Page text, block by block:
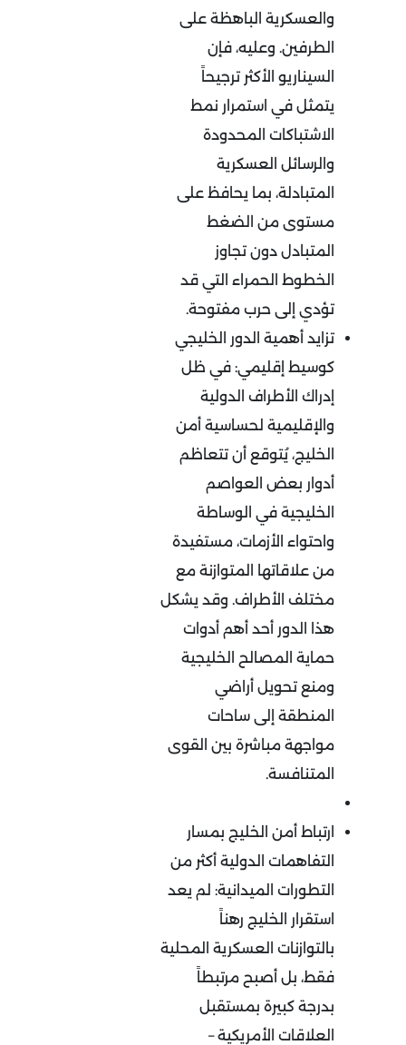
والعسكرية الباهظة على
الطرفين. وعليه، فإن
السيناريو الأكثر ترجيحاً
يتمثل في استمرار نمط
الاشتباكات المحدودة
والرسائل العسكرية
المتبادلة، بما يحافظ على
مستوى من الضغط
المتبادل دون تجاوز
الخطوط الحمراء التي قد
تؤدي إلى حرب مفتوحة.
تزايد أهمية الدور الخليجي
كوسيط إقليمي: في ظل
إدراك الأطراف الدولية
والإقليمية لحساسية أمن
الخليج، يُتوقع أن تتعاظم
أدوار بعض العواصم
الخليجية في الوساطة
واحتواء الأزمات، مستفيدة
من علاقاتها المتوازنة مع
مختلف الأطراف. وقد يشكل
هذا الدور أحد أهم أدوات
حماية المصالح الخليجية
ومنع تحويل أراضي
المنطقة إلى ساحات
مواجهة مباشرة بين القوى
المتنافسة.
ارتباط أمن الخليج بمسار
التفاهمات الدولية أكثر من
التطورات الميدانية: لم يعد
استقرار الخليج رهناً
بالتوازنات العسكرية المحلية
فقط، بل أصبح مرتبطاً
بدرجة كبيرة بمستقبل
العلاقات الأمريكية –